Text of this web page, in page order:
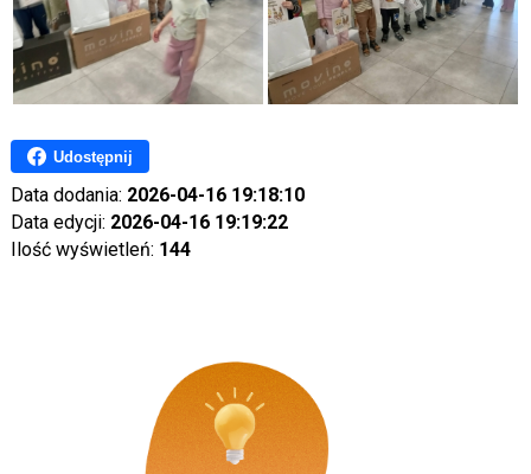
Udostępnij
Data dodania: 2026-04-16 19:18:10
Data edycji: 2026-04-16 19:19:22
Ilość wyświetleń: 144